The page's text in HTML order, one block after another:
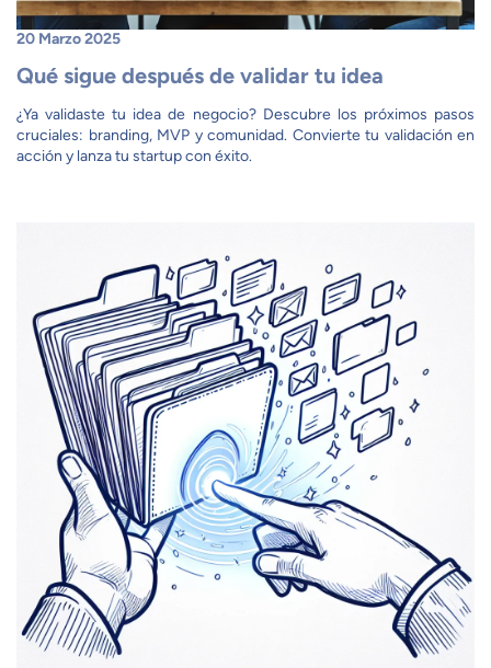
Qué sigue después de validar tu idea
20 Marzo 2025
¿Ya validaste tu idea de negocio? Descubre los próximos pasos
cruciales: branding, MVP y comunidad. Convierte tu validación en
acción y lanza tu startup con éxito.